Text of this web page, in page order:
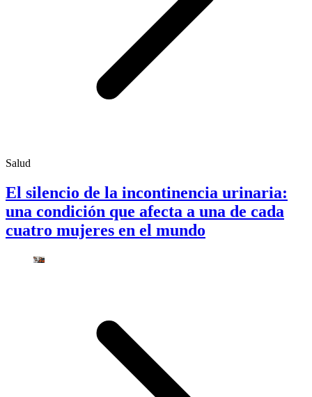
Salud
El silencio de la incontinencia urinaria:
una condición que afecta a una de cada
cuatro mujeres en el mundo